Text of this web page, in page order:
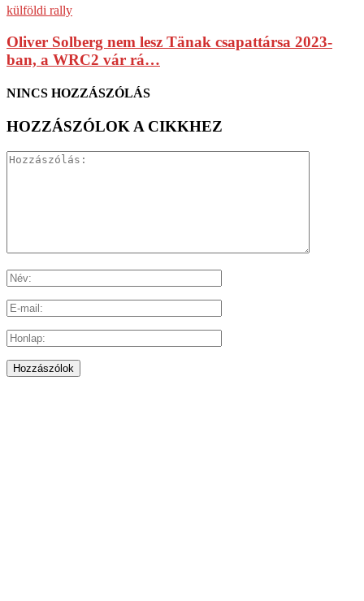
külföldi rally
Oliver Solberg nem lesz Tänak csapattársa 2023-
ban, a WRC2 vár rá…
NINCS HOZZÁSZÓLÁS
HOZZÁSZÓLOK A CIKKHEZ